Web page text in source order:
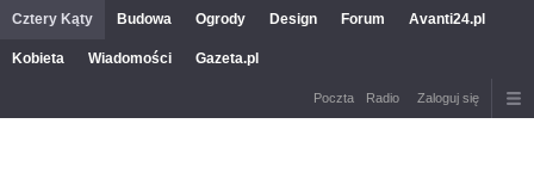
Cztery Kąty Budowa Ogrody Design Forum Avanti24.pl
Kobieta Wiadomości Gazeta.pl
Poczta Radio Zaloguj się